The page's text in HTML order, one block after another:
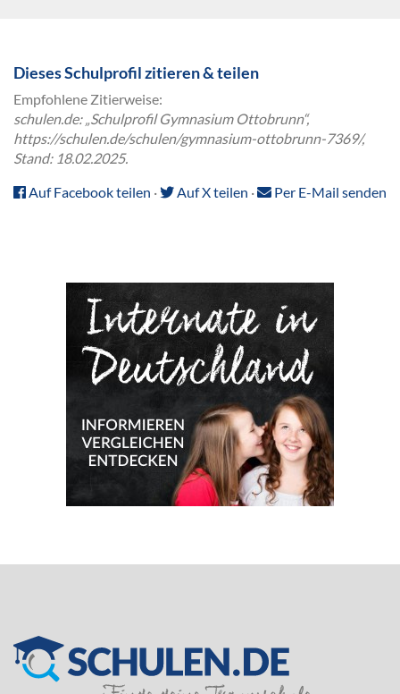
Dieses Schulprofil zitieren & teilen
Empfohlene Zitierweise:
schulen.de: „Schulprofil Gymnasium Ottobrunn“,
https://schulen.de/schulen/gymnasium-ottobrunn-7369/,
Stand: 18.02.2025.
Auf Facebook teilen · Auf X teilen · Per E-Mail senden